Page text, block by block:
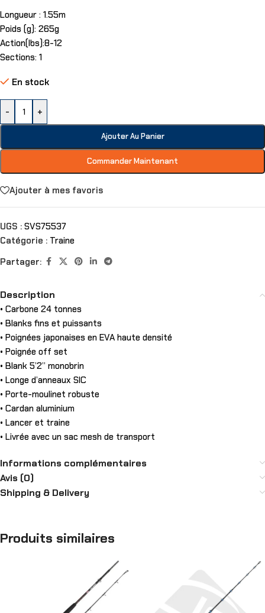
Longueur : 1.55m
Poids (g): 265g
Action(lbs):8-12
Sections: 1
En stock
- +
Ajouter Au Panier
Commander Maintenant
Ajouter à mes favoris
UGS : SVS75537
Catégorie : Traine
Partager:
Description
• Carbone 24 tonnes
• Blanks fins et puissants
• Poignées japonaises en EVA haute densité
• Poignée off set
• Blank 5’2” monobrin
• Longe d’anneaux SIC
• Porte-moulinet robuste
• Cardan aluminium
• Lancer et traine
• Livrée avec un sac mesh de transport
Informations complémentaires
Avis (0)
Shipping & Delivery
Produits similaires